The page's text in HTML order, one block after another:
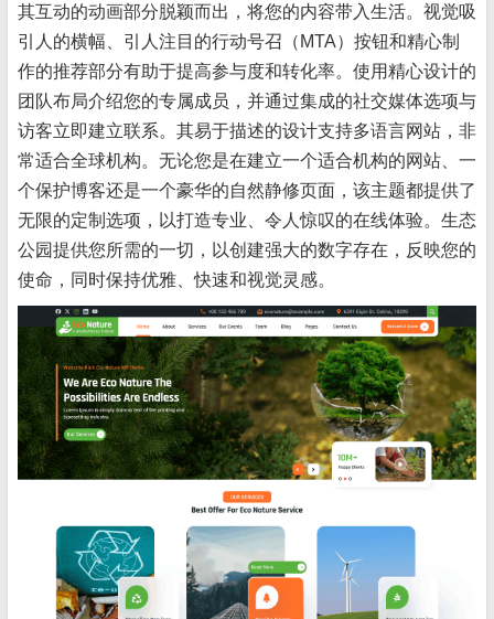
其互动的动画部分脱颖而出，将您的内容带入生活。视觉吸
引人的横幅、引人注目的行动号召（MTA）按钮和精心制
作的推荐部分有助于提高参与度和转化率。使用精心设计的
团队布局介绍您的专属成员，并通过集成的社交媒体选项与
访客立即建立联系。其易于描述的设计支持多语言网站，非
常适合全球机构。无论您是在建立一个适合机构的网站、一
个保护博客还是一个豪华的自然静修页面，该主题都提供了
无限的定制选项，以打造专业、令人惊叹的在线体验。生态
公园提供您所需的一切，以创建强大的数字存在，反映您的
使命，同时保持优雅、快速和视觉灵感。